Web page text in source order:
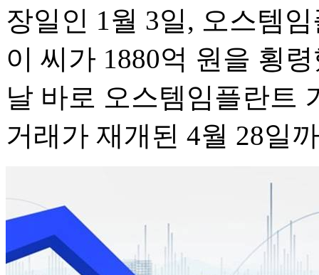
장일인 1월 3일, 오스템
이 씨가 1880억 원을 횡
날 바로 오스템임플란트
거래가 재개된 4월 28일